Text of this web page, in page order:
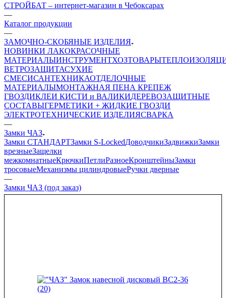
СТРОЙБАТ – интернет-магазин в Чебоксарах
—
Каталог продукции
—
ЗАМОЧНО-СКОБЯНЫЕ ИЗДЕЛИЯ
НОВИНКИ ЛАКОКРАСОЧНЫЕ
МАТЕРИАЛЫИНСТРУМЕНТХОЗТОВАРЫ
ВЕТРОЗАЩИТАСУХИЕ
СМЕСИСАНТЕХНИКАОТДЕЛОЧНЫЕ
МАТЕРИАЛЫМОНТАЖНАЯ ПЕНА КРЕПЕЖ
ГВОЗДИКЛЕИ КИСТИ и ВАЛИКИДЕРЕВОЗАЩИТНЫЕ
СОСТАВЫГЕРМЕТИКИ + ЖИДКИЕ ГВОЗДИ
ЭЛЕКТРОТЕХНИЧЕСКИЕ ИЗДЕЛИЯСВАРКА
—
Замки ЧАЗ
Замки СТАНДАРТЗамки S-LockedДоводчикиЗадвижкиЗамки
врезныеЗащелки
межкомнатныеКрючкиПетлиРазноеКронштейныЗамки
тросовыеМеханизмы цилиндровыеРучки дверные
—
Замки ЧАЗ (под заказ)